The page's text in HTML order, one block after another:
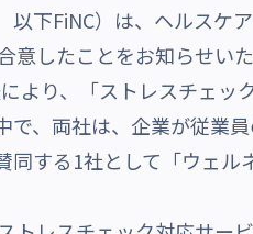
沿革・受賞歴
下FiNC）は、ヘルスケ
したことをお知らせいた
より、「ストレスチェ
、両社は、企業が従業
する1社として「ウェル